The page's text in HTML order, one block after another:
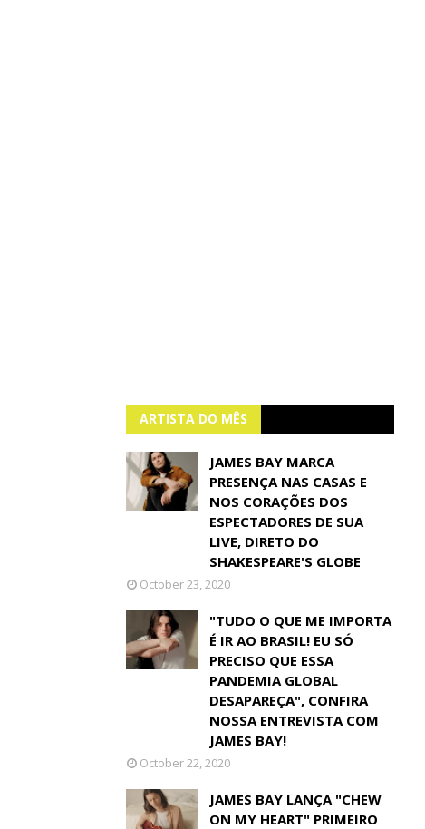
ARTISTA DO MÊS
JAMES BAY MARCA
PRESENÇA NAS CASAS E
NOS CORAÇÕES DOS
ESPECTADORES DE SUA
LIVE, DIRETO DO
SHAKESPEARE'S GLOBE
October 23, 2020
"TUDO O QUE ME IMPORTA
É IR AO BRASIL! EU SÓ
PRECISO QUE ESSA
PANDEMIA GLOBAL
DESAPAREÇA", CONFIRA
NOSSA ENTREVISTA COM
JAMES BAY!
October 22, 2020
JAMES BAY LANÇA "CHEW
ON MY HEART" PRIMEIRO